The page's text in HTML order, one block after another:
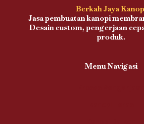
Berkah Jaya
Jasa pembuatan kanopi
Desain custom, pengerjaan
produk.
Menu Navigasi